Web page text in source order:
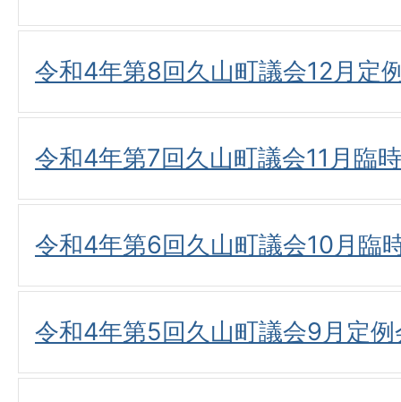
令和4年第8回久山町議会12月定
令和4年第7回久山町議会11月臨
令和4年第6回久山町議会10月臨
令和4年第5回久山町議会9月定